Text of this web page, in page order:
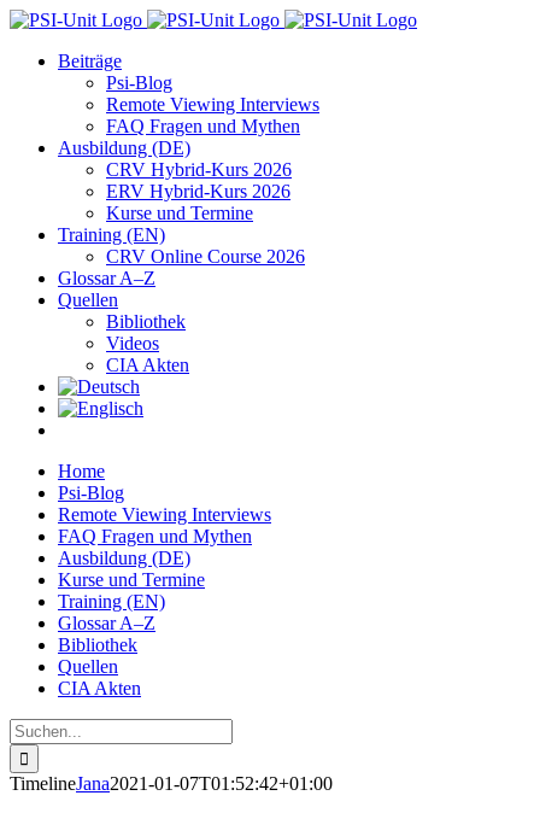
Zum
springenBeiträge
Psi-Blog
Remote Viewing Interviews
FAQ Fragen und Mythen
Ausbildung (DE)
CRV Hybrid-Kurs 2026
ERV Hybrid-Kurs 2026
Kurse und Termine
Training (EN)
CRV Online Course 2026
Glossar A–Z
Quellen
Bibliothek
Videos
CIA Akten
Home
Psi-Blog
Remote Viewing Interviews
FAQ Fragen und Mythen
Ausbildung (DE)
Kurse und Termine
Training (EN)
Glossar A–Z
Bibliothek
Quellen
CIA Akten
Suche
nach:
TimelineJana2021-01-07T01:52:42+01:00